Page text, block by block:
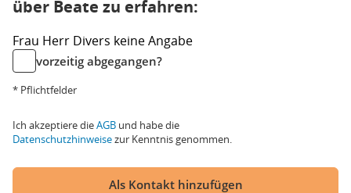
über Beate zu erfahren:
Frau Herr Divers keine Angabe
vorzeitig abgegangen?
* Pflichtfelder
Ich akzeptiere dieAGB und habe die
Datenschutzhinweisezur Kenntnis genommen.
Als Kontakt hinzufügen